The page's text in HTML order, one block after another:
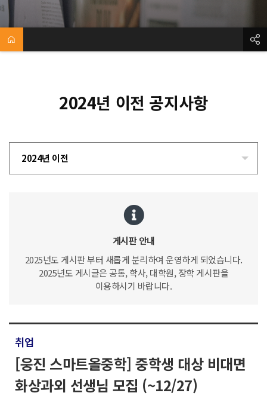
2024년 이전 공지사항
2024년 이전
게시판 안내
2025년도 게시판 부터 새롭게 분리하여 운영하게 되었습니다.
2025년도 게시글은 공통, 학사, 대학원, 장학 게시판을
이용하시기 바랍니다.
취업
[웅진 스마트올중학] 중학생 대상 비대면
화상과외 선생님 모집 (~12/27)